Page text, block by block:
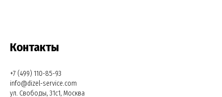
Контакты
+7 (499) 110-85-93
info@dizel-service.com
ул. Свободы, 31с1, Москва